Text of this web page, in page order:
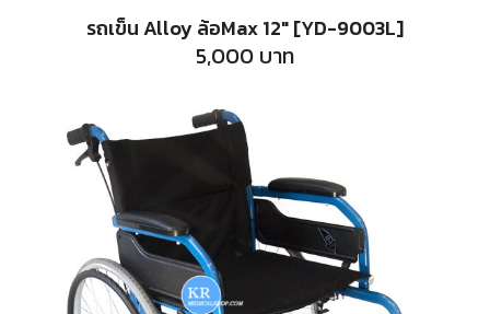
รถเข็น Alloy ล้อMax 12″ [YD-9003L]
5,000 บาท